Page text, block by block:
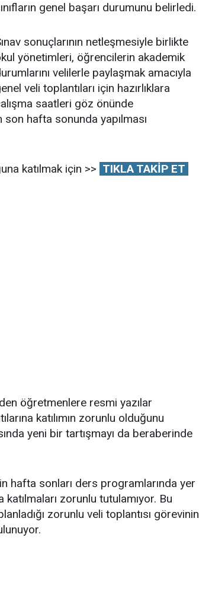
genel başarı durumunu belirledi.
sonuçlarının netleşmesiyle birlikte
yönetimleri, öğrencilerin akademik
velilerle paylaşmak amacıyla
veli toplantıları için hazırlıklara
saatleri göz önünde
son hafta sonunda yapılması
katılmak için >> TIKLA TAKİP ET
öğretmenlere resmi yazılar
katılımın zorunlu olduğunu
yeni bir tartışmayı da beraberinde
hafta sonları ders programlarında yer
zorunlu tutulamıyor. Bu
zorunlu veli toplantısı görevinin